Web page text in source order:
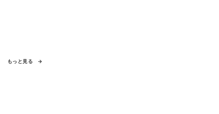
もっと見る